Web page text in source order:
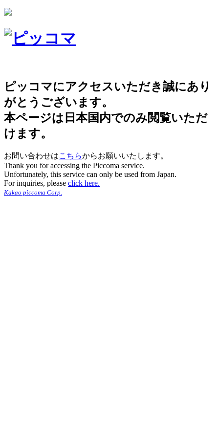
ピッコマにアクセスいただき誠にあり
がとうございます。
本ページは日本国内でのみ閲覧いただ
けます。
お問い合わせはこちらからお願いいたします。
Thank you for accessing the Piccoma service.
Unfortunately, this service can only be used from Japan.
For inquiries, please click here.
Kakao piccoma Corp.